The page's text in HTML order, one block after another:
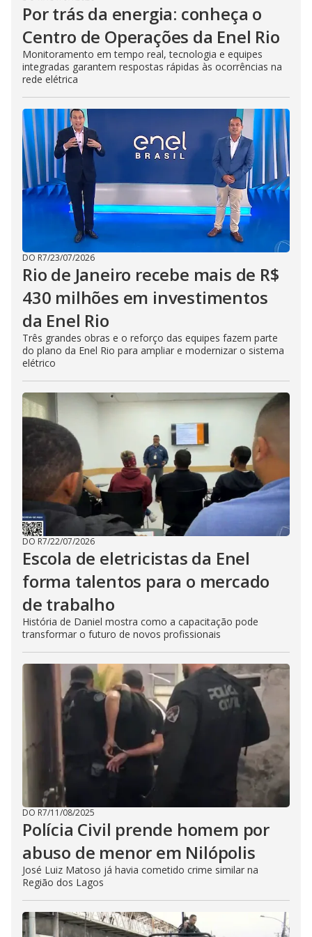
Por trás da energia: conheça o
Centro de Operações da Enel Rio
Monitoramento em tempo real, tecnologia e equipes
integradas garantem respostas rápidas às ocorrências na
rede elétrica
DO R7/23/07/2026
Rio de Janeiro recebe mais de R$
430 milhões em investimentos
da Enel Rio
Três grandes obras e o reforço das equipes fazem parte
do plano da Enel Rio para ampliar e modernizar o sistema
elétrico
DO R7/22/07/2026
Escola de eletricistas da Enel
forma talentos para o mercado
de trabalho
História de Daniel mostra como a capacitação pode
transformar o futuro de novos profissionais
DO R7/11/08/2025
Polícia Civil prende homem por
abuso de menor em Nilópolis
José Luiz Matoso já havia cometido crime similar na
Região dos Lagos